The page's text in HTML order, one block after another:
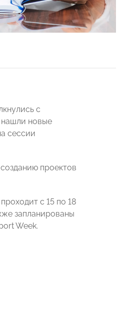
с
нашли новые
сессии
проектов
с 15 по 18
запланированы
Week.